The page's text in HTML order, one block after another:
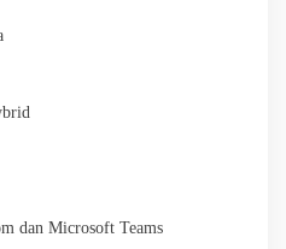
dan Microsoft Teams